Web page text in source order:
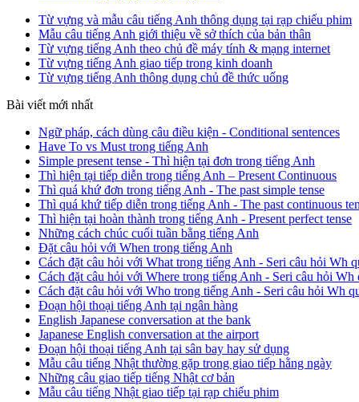
Từ vựng và mẫu câu tiếng Anh thông dụng tại rạp chiếu phim
Mẫu câu tiếng Anh giới thiệu về sở thích của bản thân
Từ vựng tiếng Anh theo chủ đề máy tính & mạng internet
Từ vựng tiếng Anh giao tiếp trong kinh doanh
Từ vựng tiếng Anh thông dụng chủ đề thức uống
Bài viết mới nhất
Ngữ pháp, cách dùng câu điều kiện - Conditional sentences
Have To vs Must trong tiếng Anh
Simple present tense - Thì hiện tại đơn trong tiếng Anh
Thì hiện tại tiếp diễn trong tiếng Anh – Present Continuous
Thì quá khứ đơn trong tiếng Anh - The past simple tense
Thì quá khứ tiếp diễn trong tiếng Anh - The past continuous
Thì hiện tại hoàn thành trong tiếng Anh - Present perfect tense
Những cách chúc cuối tuần bằng tiếng Anh
Đặt câu hỏi với When trong tiếng Anh
Cách đặt câu hỏi với What trong tiếng Anh - Seri câu hỏi Wh
Cách đặt câu hỏi với Where trong tiếng Anh - Seri câu hỏi Wh
Cách đặt câu hỏi với Who trong tiếng Anh - Seri câu hỏi Wh
Đoạn hội thoại tiếng Anh tại ngân hàng
English Japanese conversation at the bank
Japanese English conversation at the airport
Đoạn hội thoại tiếng Anh tại sân bay hay sử dụng
Mẫu câu tiếng Nhật thường gặp trong giao tiếp hằng ngày
Những câu giao tiếp tiếng Nhật cơ bản
Mẫu câu tiếng Nhật giao tiếp tại rạp chiếu phim